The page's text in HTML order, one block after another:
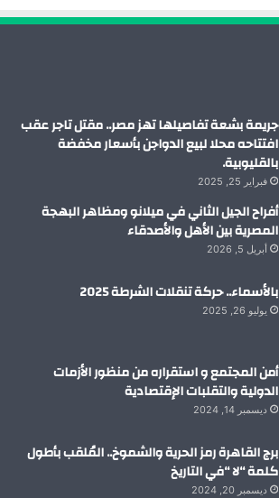
م
جريمة بشعة تفاصيلها تهز مصر.. مقتل تاجر عقب
افتتاحه محلا لبيع الدواجن بأسعار مخفضة
بالقليوبية.
فبراير 25, 2025
أفراح الجيل الثاني في ميلانو ومظاهر البهجة
المصرية بين الأهل والأصدقاء
أبريل 5, 2026
بالأسماء.. حركة تنقلات الشرطة 2025
يوليو 26, 2025
أمن المجتمع و استقراره من منظور الأزمات
الدولية والتقلبات الإقتصادية
ديسمبر 14, 2024
برج القاهرة رمز الحرية والشموخ.. المُلقب بأطول
كلمة “لا “في التاريخ
ديسمبر 20, 2024